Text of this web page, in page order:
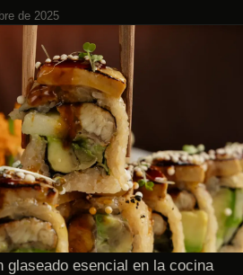
de 2025
glaseado esencial en la cocina